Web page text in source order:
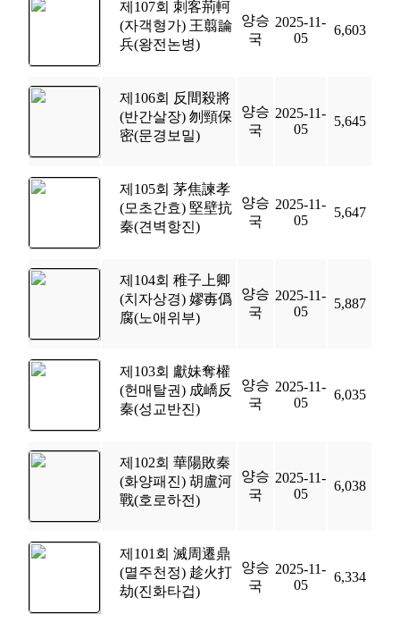
제107회 刺客荊軻
(자객형가) 王翦論
兵(왕전논병)
양승
국
2025-11-
05
6,603
제106회 反間殺將
(반간살장) 刎頸保
密(문경보밀)
양승
국
2025-11-
05
5,645
제105회 茅焦諫孝
(모초간효) 堅壁抗
秦(견벽항진)
양승
국
2025-11-
05
5,647
제104회 稚子上卿
(치자상경) 嫪毐僞
腐(노애위부)
양승
국
2025-11-
05
5,887
제103회 獻妹奪權
(헌매탈권) 成嶠反
秦(성교반진)
양승
국
2025-11-
05
6,035
제102회 華陽敗秦
(화양패진) 胡盧河
戰(호로하전)
양승
국
2025-11-
05
6,038
제101회 滅周遷鼎
(멸주천정) 趁火打
劫(진화타겁)
양승
국
2025-11-
05
6,334